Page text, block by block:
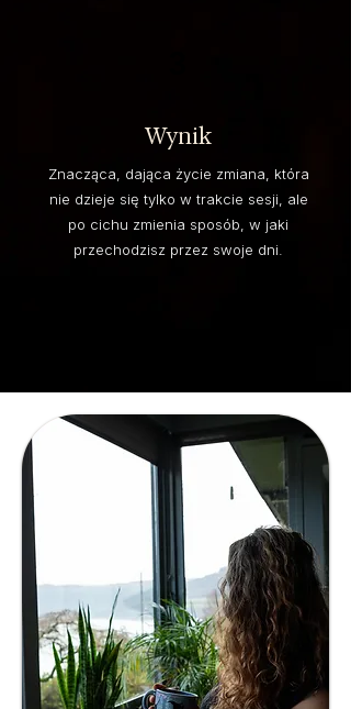
Wynik
Znacząca, dająca życie zmiana, która
nie dzieje się tylko w trakcie sesji, ale
po cichu zmienia sposób, w jaki
przechodzisz przez swoje dni.